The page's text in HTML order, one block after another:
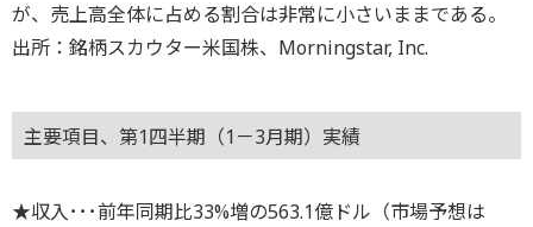
が、売上高全体に占める割合は非常に小さいままである。
出所：銘柄スカウター米国株、Morningstar, Inc.
主要項目、第1四半期（1－3月期）実績
★収入･･･前年同期比33%増の563.1億ドル（市場予想は